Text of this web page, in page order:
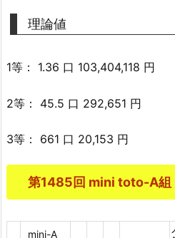
理論値
1等： 1.36 口 103,404,118 円
2等： 45.5 口 292,651 円
3等： 661 口 20,153 円
第1485回 mini toto-A
mini-A